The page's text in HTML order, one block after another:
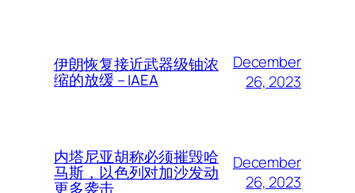
伊朗恢复接近武器级铀浓
缩的放缓 – IAEA
December
26, 2023
内塔尼亚胡称必须摧毁哈
马斯，以色列对加沙发动
更多袭击
December
26, 2023